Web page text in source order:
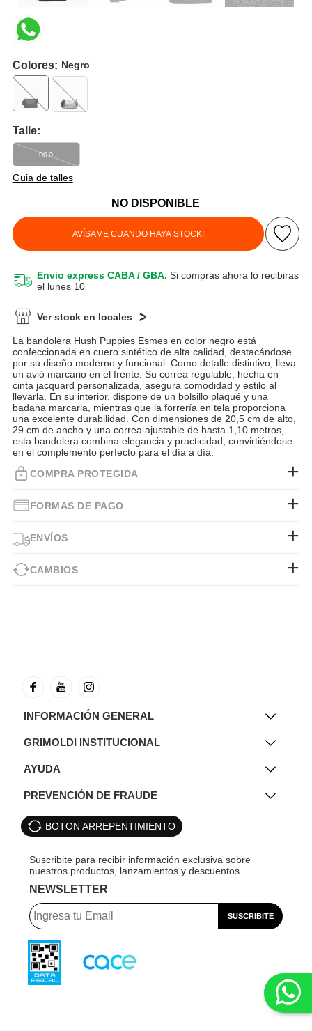
Colores: Negro
Talle:
Guia de talles
00.0
NO DISPONIBLE
AVÍSAME CUANDO HAYA STOCK!
Envio express CABA / GBA. Si compras ahora lo recibiras
el lunes 10
Ver stock en locales
La bandolera Hush Puppies Esmes en color negro está
confeccionada en cuero sintético de alta calidad, destacándose
por su diseño moderno y funcional. Como detalle distintivo, lleva
un avió marcario en el frente. Su correa regulable, hecha en
cinta jacquard personalizada, asegura comodidad y estilo al
llevarla. En su interior, dispone de un bolsillo plaqué y una
badana marcaria, mientras que la forrería en tela proporciona
una excelente durabilidad. Con dimensiones de 20,5 cm de alto,
29 cm de ancho y una correa ajustable de hasta 1,10 metros,
esta bandolera combina elegancia y practicidad, convirtiéndose
en el complemento perfecto para el día a día.
COMPRA PROTEGIDA
FORMAS DE PAGO
ENVÍOS
CAMBIOS
INFORMACIÓN GENERAL
GRIMOLDI INSTITUCIONAL
AYUDA
PREVENCIÓN DE FRAUDE
BOTON ARREPENTIMIENTO
NEWSLETTER